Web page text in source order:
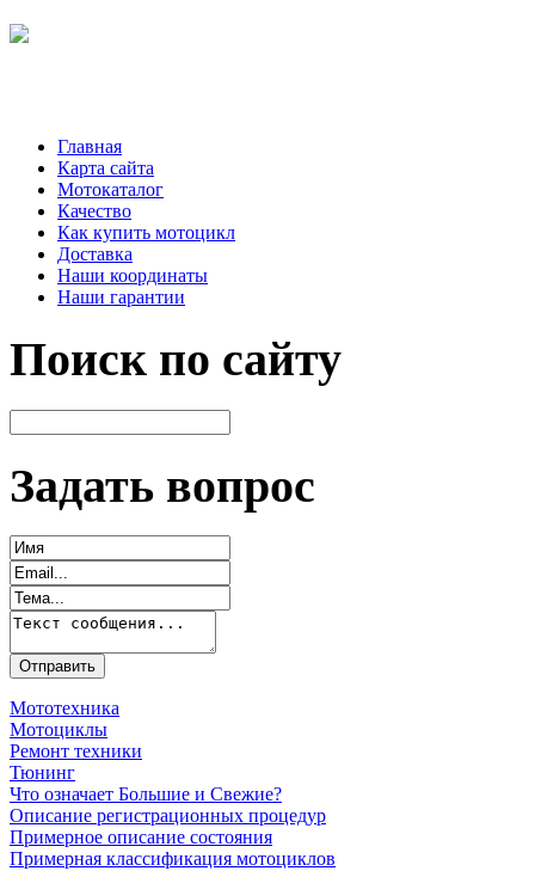
Главная
Карта сайта
Мотокаталог
Качество
Как купить мотоцикл
Доставка
Наши координаты
Наши гарантии
Поиск по сайту
Задать вопрос
Мототехника
Мотоциклы
Ремонт техники
Тюнинг
Что означает Большие и Свежие?
Описание регистрационных процедур
Примерное описание состояния
Примерная классификация мотоциклов